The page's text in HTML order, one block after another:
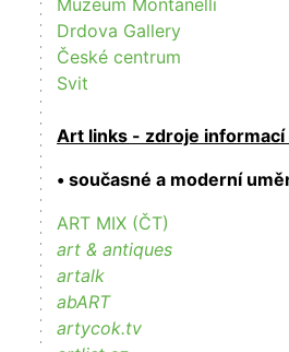
Muzeum Montanelli
Drdova Gallery
České centrum
Svit
Art links - zdroje informací
• současné a moderní
ART MIX (ČT)
art & antiques
artalk
abART
artycok.tv